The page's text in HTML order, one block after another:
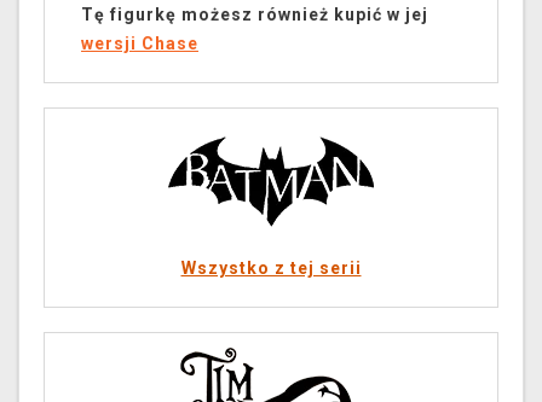
Tę figurkę możesz również kupić w jej
wersji Chase
Wszystko z tej serii